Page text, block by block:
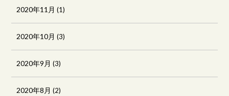
2020年11月 (1)
2020年10月 (3)
2020年9月 (3)
2020年8月 (2)